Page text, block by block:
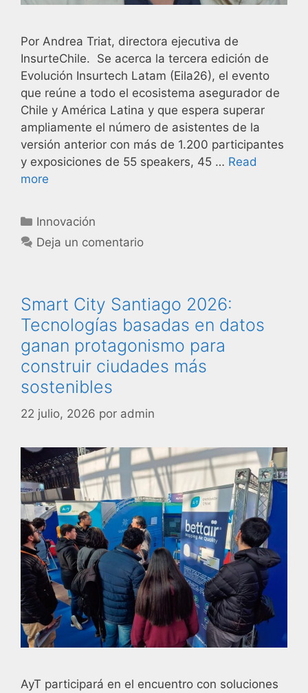
Por Andrea Triat, directora ejecutiva de
InsurteChile. Se acerca la tercera edición de
Evolución Insurtech Latam (Eila26), el evento
que reúne a todo el ecosistema asegurador de
Chile y América Latina y que espera superar
ampliamente el número de asistentes de la
versión anterior con más de 1.200 participantes
y exposiciones de 55 speakers, 45 … Read
more
Innovación
Deja un comentario
Smart City Santiago 2026:
Tecnologías basadas en datos
ganan protagonismo para
construir ciudades más
sostenibles
22 julio, 2026 por admin
AyT participará en el encuentro con soluciones